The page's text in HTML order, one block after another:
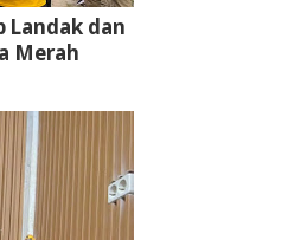
Landak dan
Merah